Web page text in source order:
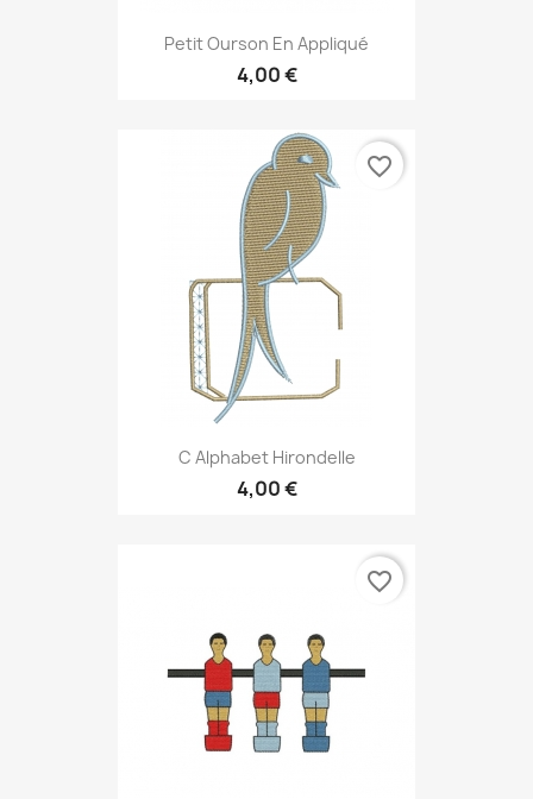
Petit Ourson En Appliqué
4,00 €
C Alphabet Hirondelle
4,00 €
favorite_border
favorite_border